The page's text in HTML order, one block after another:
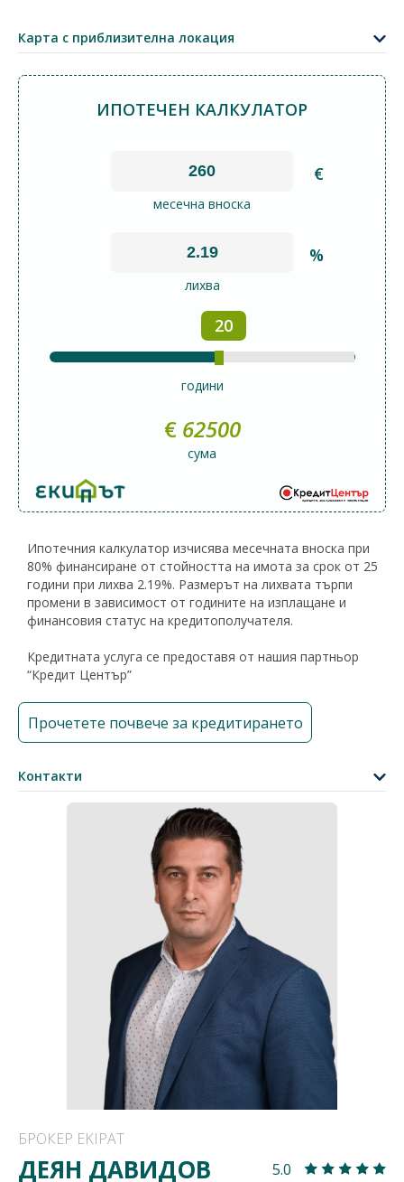
Карта с приблизителна локация
ИПОТЕЧЕН КАЛКУЛАТОР
€
месечна вноска
%
лихва
20
години
€ 62500
сума
Ипотечния калкулатор изчисява месечната вноска при
80% финансиране от стойността на имота за срок от 25
години при лихва 2.19%. Размерът на лихвата търпи
промени в зависимост от годините на изплащане и
финансовия статус на кредитополучателя.
Кредитната услуга се предоставя от нашия партньор
“Кредит Център”
Прочетете почвече за кредитирането
Контакти
БРОКЕР EKIPAT
ДЕЯН ДАВИДОВ 5.0